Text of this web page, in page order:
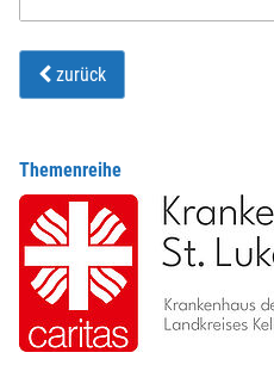
zurück
Themenreihe